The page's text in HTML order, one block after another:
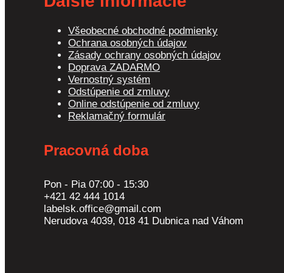
Všeobecné obchodné podmienky
Ochrana osobných údajov
Zásady ochrany osobných údajov
Doprava ZADARMO
Vernostný systém
Odstúpenie od zmluvy
Online odstúpenie od zmluvy
Reklamačný formulár
Pracovná doba
Pon - Pia 07:00 - 15:30
+421 42 444 1014
labelsk.office@gmail.com
Nerudova 4039, 018 41 Dubnica nad Váhom